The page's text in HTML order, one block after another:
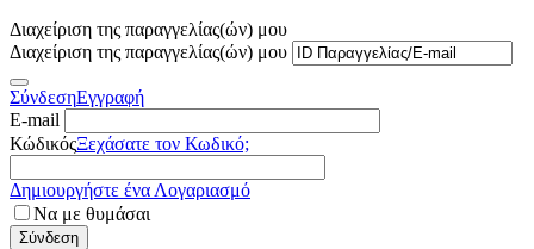
Διαχείριση της παραγγελίας(ών) μου
Διαχείριση της παραγγελίας(ών) μου
ΣύνδεσηΕγγραφή
E-mail
ΚώδικόςΞεχάσατε τον Κωδικό;
Δημιουργήστε ένα Λογαριασμό
Να με θυμάσαι
Σύνδεση